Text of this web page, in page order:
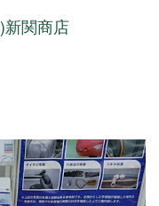
新関商店